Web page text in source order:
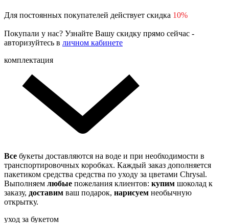
Для постоянных покупателей действует скидка 10%
Покупали у нас? Узнайте Вашу скидку прямо сейчас -
авторизуйтесь в личном кабинете
комплектация
Все букеты доставляются на воде и при необходимости в
транспортировочных коробках. Каждый заказ дополняется
пакетиком средства средства по уходу за цветами Chrysal.
Выполняем любые пожелания клиентов: купим шоколад к
заказу, доставим ваш подарок, нарисуем необычную
открытку.
уход за букетом